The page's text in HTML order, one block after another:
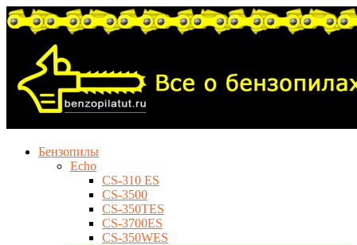
Бензопилы
Echo
CS-310 ES
CS-3500
CS-350TES
CS-3700ES
CS-350WES